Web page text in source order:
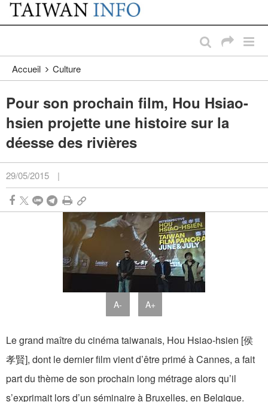
Passer au contenu principal
:::
Accueil Culture
Pour son prochain film, Hou Hsiao-
hsien projette une histoire sur la
déesse des rivières
29/05/2015 |
A- A+
Le grand maître du cinéma taiwanais, Hou Hsiao-hsien [侯
孝賢], dont le dernier film vient d’être primé à Cannes, a fait
part du thème de son prochain long métrage alors qu’il
s’exprimait lors d’un séminaire à Bruxelles, en Belgique.